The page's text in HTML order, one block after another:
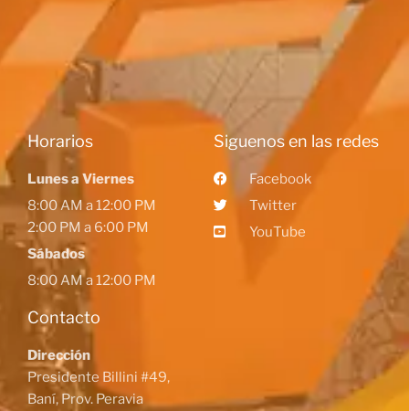
Horarios
Lunes a Viernes
8:00 AM a 12:00 PM
2:00 PM a 6:00 PM
Sábados
8:00 AM a 12:00 PM
Contacto
Dirección
Presidente Billini #49,
Baní, Prov. Peravia
Siguenos en las redes
Facebook
Twitter
YouTube